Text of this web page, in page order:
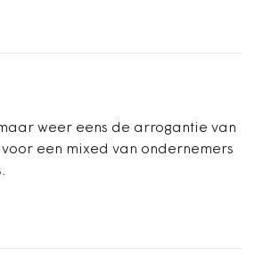
weer eens de arrogantie van
een mixed van ondernemers